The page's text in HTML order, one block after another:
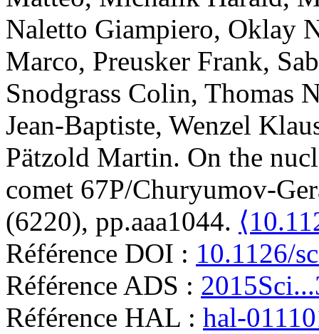
Naletto Giampiero, Oklay
Marco, Preusker Frank,
Snodgrass Colin, Thomas
Jean-Baptiste, Wenzel
Pätzold Martin. On the
comet 67P/Churyumov-
(6220), pp.aaa1044.
Référence DOI : 10.1126/
Référence ADS :
Référence HAL : hal-